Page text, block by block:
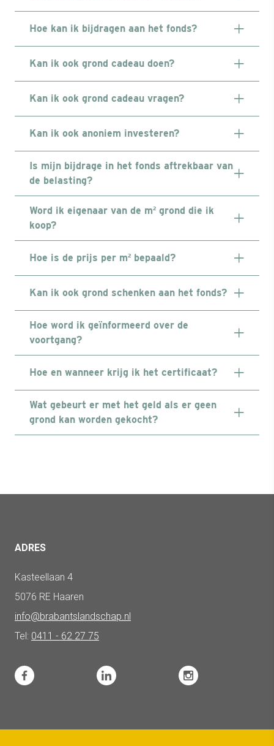
Hoe kan ik bijdragen aan het fonds?
Kan ik ook grond cadeau doen?
Kan ik ook grond cadeau vragen?
Kan ik ook anoniem investeren?
Is mijn bijdrage in het fonds aftrekbaar van
de belasting?
Word ik eigenaar van de m² grond die ik
koop?
Hoe is de prijs per m² bepaald?
Kan ik ook grond schenken aan het fonds?
Hoe word ik geïnformeerd over de
voortgang?
Hoe en wanneer krijg ik het certificaat?
Wat gebeurt er met het geld als er geen
grond kan worden gekocht?
ADRES
Kasteellaan 4
5076 RE Haaren
info@brabantslandschap.nl
Tel: 0411 - 62 27 75